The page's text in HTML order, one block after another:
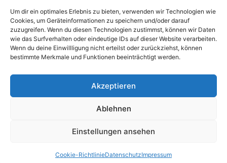
Um dir ein optimales Erlebnis zu bieten, verwenden wir Technologien wie
Cookies, um Geräteinformationen zu speichern und/oder darauf
zuzugreifen. Wenn du diesen Technologien zustimmst, können wir Daten
wie das Surfverhalten oder eindeutige IDs auf dieser Website verarbeiten.
Wenn du deine Einwillligung nicht erteilst oder zurückziehst, können
bestimmte Merkmale und Funktionen beeinträchtigt werden.
Akzeptieren
Ablehnen
Einstellungen ansehen
Cookie-RichtlinieDatenschutzImpressum
News
Referenzen
Awards
Company
Datenschutz
Impressum